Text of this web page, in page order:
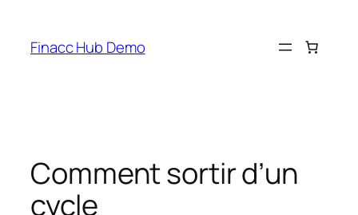
content
Finacc Hub Demo
Comment sortir d’un
cycle